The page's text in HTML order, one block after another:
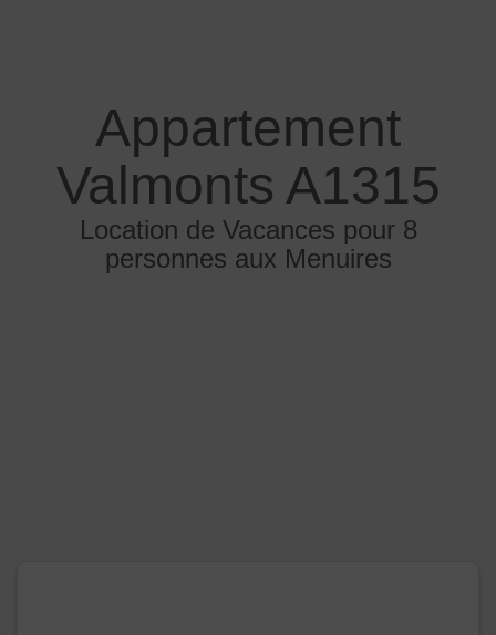
Appartement
Valmonts A1315
Location de Vacances pour 8
personnes aux Menuires